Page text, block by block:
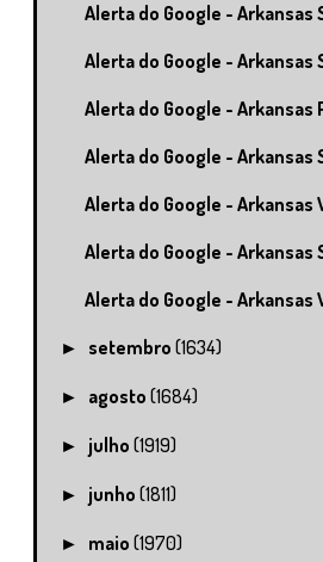
Alerta do Google - Arkansas
Alerta do Google - Arkansas
Alerta do Google - Arkansas
Alerta do Google - Arkansas
Alerta do Google - Arkansas
Alerta do Google - Arkansas
Alerta do Google - Arkansas
► setembro(1634)
► agosto(1684)
► julho(1919)
► junho(1811)
► maio(1970)